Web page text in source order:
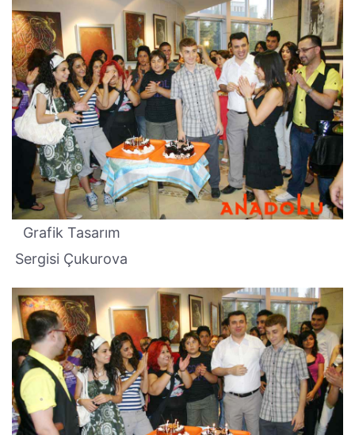
Grafik Tasarım
Sergisi Çukurova